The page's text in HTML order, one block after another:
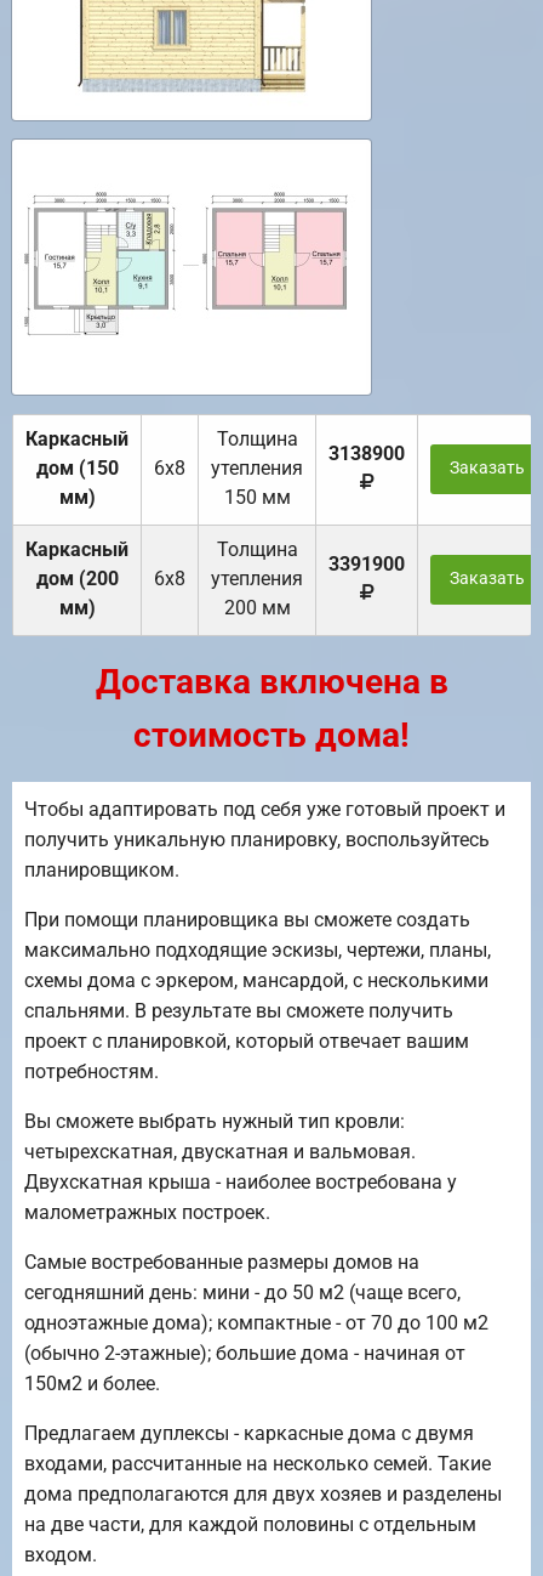
Каркасный
дом (150
мм)
6х8
Толщина
утепления
150 мм
3138900
Заказать
Каркасный
дом (200
мм)
6х8
Толщина
утепления
200 мм
3391900
Заказать
Доставка включена в
стоимость дома!
Чтобы адаптировать под себя уже готовый проект и
получить уникальную планировку, воспользуйтесь
планировщиком.
При помощи планировщика вы сможете создать
максимально подходящие эскизы, чертежи, планы,
схемы дома с эркером, мансардой, с несколькими
спальнями. В результате вы сможете получить
проект с планировкой, который отвечает вашим
потребностям.
Вы сможете выбрать нужный тип кровли:
четырехскатная, двускатная и вальмовая.
Двухскатная крыша - наиболее востребована у
малометражных построек.
Самые востребованные размеры домов на
сегодняшний день: мини - до 50 м2 (чаще всего,
одноэтажные дома); компактные - от 70 до 100 м2
(обычно 2-этажные); большие дома - начиная от
150м2 и более.
Предлагаем дуплексы - каркасные дома с двумя
входами, рассчитанные на несколько семей. Такие
дома предполагаются для двух хозяев и разделены
на две части, для каждой половины с отдельным
входом.